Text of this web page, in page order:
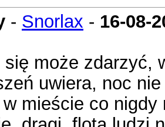
- Snorlax - 16-08-
może zdarzyć,
uwiera, noc
mieście co nigdy